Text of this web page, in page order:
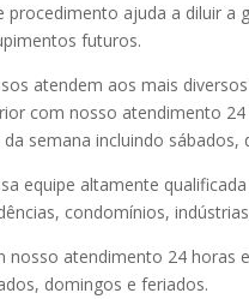
procedimento ajuda a diluir a
futuros.
atendem aos mais
com nosso atendimento
da semana incluindo sábados,
equipe altamente
condomínios,
nosso atendimento 24 horas
domingos e feriados.